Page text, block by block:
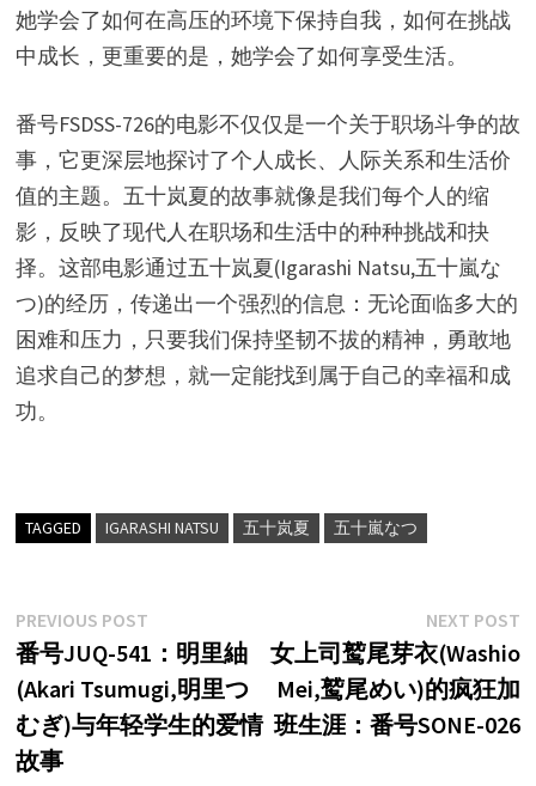
她学会了如何在高压的环境下保持自我，如何在挑战
中成长，更重要的是，她学会了如何享受生活。
番号FSDSS-726的电影不仅仅是一个关于职场斗争的故
事，它更深层地探讨了个人成长、人际关系和生活价
值的主题。五十岚夏的故事就像是我们每个人的缩
影，反映了现代人在职场和生活中的种种挑战和抉
择。这部电影通过五十岚夏(Igarashi Natsu,五十嵐な
つ)的经历，传递出一个强烈的信息：无论面临多大的
困难和压力，只要我们保持坚韧不拔的精神，勇敢地
追求自己的梦想，就一定能找到属于自己的幸福和成
功。
TAGGED IGARASHI NATSU 五十岚夏 五十嵐なつ
文
章
导
航
PREVIOUS POSTPrevious
post:
番号JUQ-541：明里紬
(Akari Tsumugi,明里つ
むぎ)与年轻学生的爱情
故事
NEXT POST
女上司鹫尾芽衣(Washio
Mei,鹫尾めい)的疯狂加
班生涯：番号SONE-026